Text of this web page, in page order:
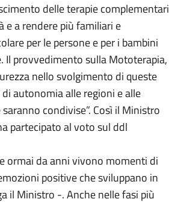
delle terapie complementari
e a rendere più familiari e
per le persone e per i bambini
Il provvedimento sulla Mototerapia,
nello svolgimento di queste
autonomia alle regioni e alle
condivise”. Così il Ministro
partecipato al voto sul ddl
ormai da anni vivono momenti di
positive che sviluppano in
il Ministro -. Anche nelle fasi più